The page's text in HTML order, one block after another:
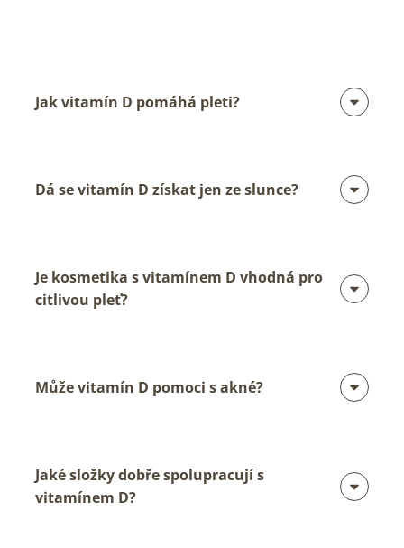
Jak vitamín D pomáhá pleti?
Dá se vitamín D získat jen ze slunce?
Je kosmetika s vitamínem D vhodná pro
citlivou pleť?
Může vitamín D pomoci s akné?
Jaké složky dobře spolupracují s
vitamínem D?